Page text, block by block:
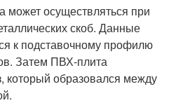
может осуществляться при
скоб. Данные
к подставочному профилю
Затем ПВХ-плита
который образовался между